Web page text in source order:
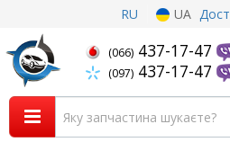
RU UA
(066) 437-17-47
(097) 437-17-47